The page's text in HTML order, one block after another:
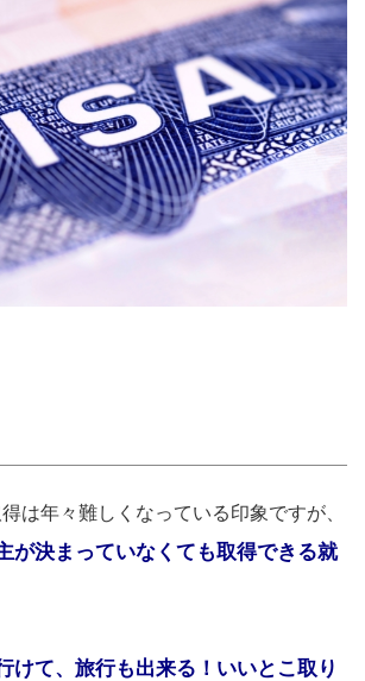
は年々難しくなっている印象ですが、
が決まっていなくても取得できる就
けて、旅行も出来る！いいとこ取り